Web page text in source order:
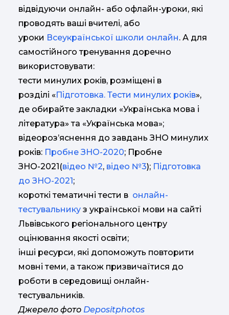
відвідуючи онлайн- або офлайн-уроки, які
проводять ваші вчителі, або
уроки Всеукраїнської школи онлайн. А для
самостійного тренування доречно
використовувати:
тести минулих років, розміщені в
розділі «Підготовка. Тести минулих років»,
де обирайте закладки «Українська мова і
література» та «Українська мова»;
відеороз’яснення до завдань ЗНО минулих
років: Пробне ЗНО-2020; Пробне
ЗНО-2021(відео №2, відео №3); Підготовка
до ЗНО-2021;
короткі тематичні тести в онлайн-
тестувальнику з української мови на сайті
Львівського регіонального центру
оцінювання якості освіти;
інші ресурси, які допоможуть повторити
мовні теми, а також призвичаїтися до
роботи в середовищі онлайн-
тестувальників.
Джерело фото Depositphotos